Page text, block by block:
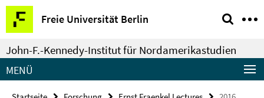
Springe
direkt
zu
Inhalt
Freie Universität Berlin
Service-
Navigation
John-F.-Kennedy-Institut für Nordamerikastudien
MENÜ